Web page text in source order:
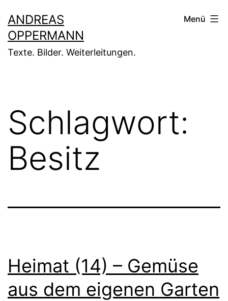
Inhalt
springen
ANDREAS
OPPERMANN
Texte. Bilder. Weiterleitungen.
Menü
Schlagwort:
Besitz
Heimat (14) – Gemüse
aus dem eigenen Garten